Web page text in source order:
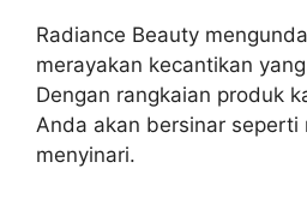
Radiance Beauty
merayakan kecantikan
Dengan rangkaian produk
Anda akan bersinar seperti
menyinari.